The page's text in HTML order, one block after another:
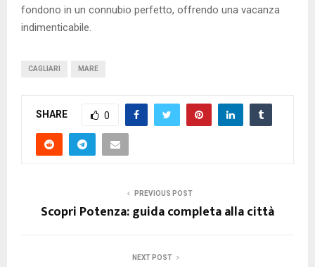
fondono in un connubio perfetto, offrendo una vacanza
indimenticabile.
CAGLIARI MARE
SHARE 0
PREVIOUS POST
Scopri Potenza: guida completa alla città
NEXT POST